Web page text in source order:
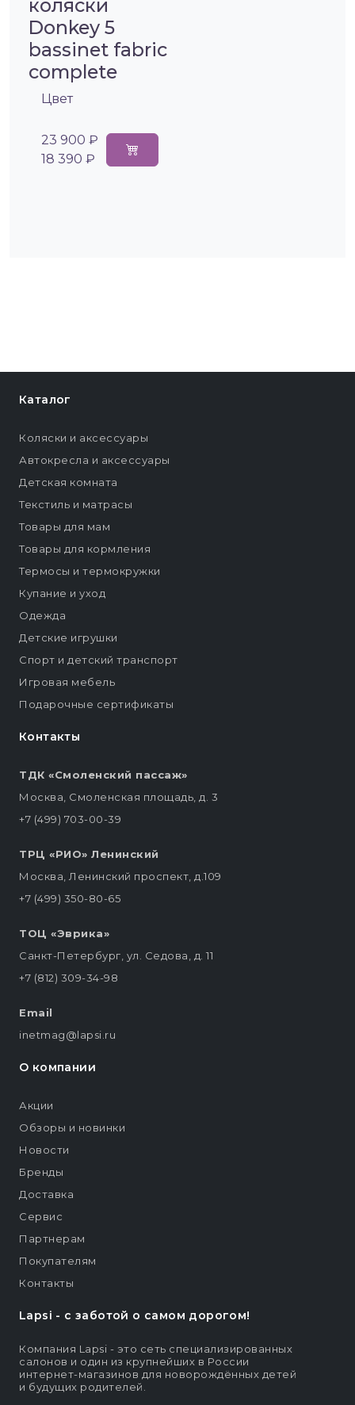
коляски
Donkey 5
bassinet fabric
complete
Цвет
23 900 ₽
18 390 ₽
Lapsi - c заботой о самом дорогом!
Компания Lapsi - это сеть специализированных
салонов и один из крупнейших в России
интернет-магазинов для новорождённых детей
и будущих родителей.
Контакты
ТДК «Смоленский пассаж»
Москва, Смоленская площадь, д. 3
+7 (499) 703-00-39
ТРЦ «РИО» Ленинский
Москва, Ленинский проспект, д.109
+7 (499) 350-80-65
ТОЦ «Эврика»
Санкт-Петербург, ул. Седова, д. 11
+7 (812) 309-34-98
Email
inetmag@lapsi.ru
Каталог
Коляски и аксессуары
Автокресла и аксессуары
Детская комната
Текстиль и матрасы
Товары для мам
Товары для кормления
Термосы и термокружки
Купание и уход
Одежда
Детские игрушки
Спорт и детский транспорт
Игровая мебель
Подарочные сертификаты
О компании
Акции
Обзоры и новинки
Новости
Бренды
Доставка
Сервис
Партнерам
Покупателям
Контакты